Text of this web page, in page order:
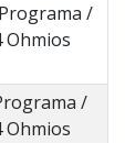
/
Ohmios
/
Ohmios